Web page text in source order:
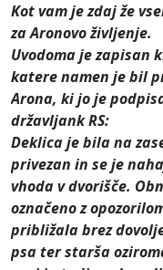
Kot vam je zdaj že
za Aronovo življenje.
Uvodoma je zapisan
katere namen je bil
Arona, ki jo je
državljank RS:
Deklica je bila na
privezan in se je
vhoda v dvorišče.
označeno z
približala brez
psa ter starša